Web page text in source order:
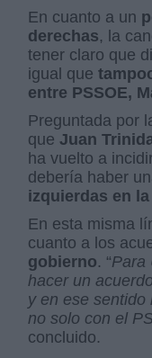
En cuanto a un
derechas, la
tener claro que
igual que
entre PSSOE,
Preguntada por
que Juan
ha vuelto a
debería haber
izquierdas en
En esta misma
cuanto a los
gobierno. “Para
hacer un
y en ese sentido
no solo con el
concluido.